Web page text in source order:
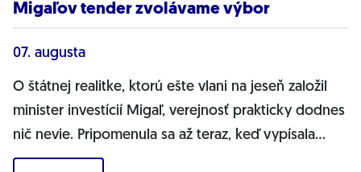
Migaľov tender zvolávame výbor
07. augusta
O štátnej realitke, ktorú ešte vlani na jeseň založil
minister investícií Migaľ, verejnosť prakticky dodnes
nič nevie. Pripomenula sa až teraz, keď vypísala
bizarnú výzvu na nákup...